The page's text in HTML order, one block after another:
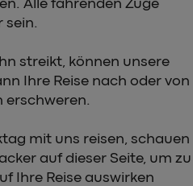
Alle fahrenden Züge
sein.
streikt, können unsere
Ihre Reise nach oder von
erschweren.
mit uns reisen, schauen
auf dieser Seite, um zu
Ihre Reise auswirken